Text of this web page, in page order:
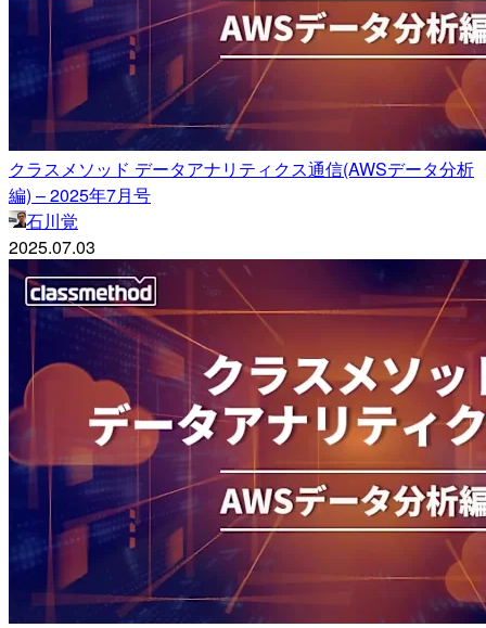
クラスメソッド データアナリティクス通信(AWSデータ分析
編) – 2025年7月号
石川覚
2025.07.03